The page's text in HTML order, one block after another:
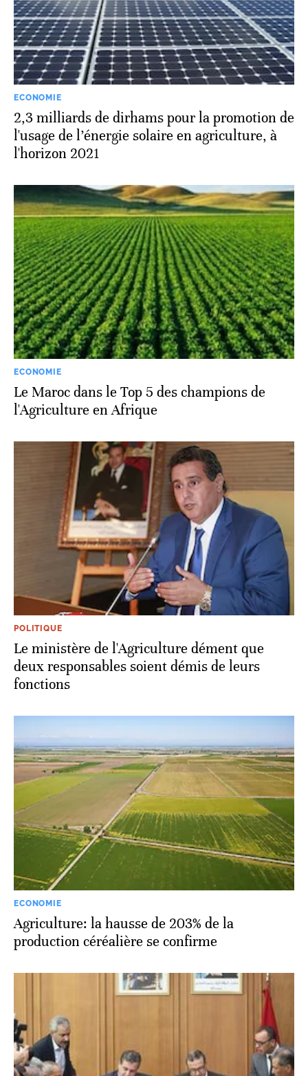
ECONOMIE
2,3 milliards de dirhams pour la promotion de
l'usage de l’énergie solaire en agriculture, à
l'horizon 2021
ECONOMIE
Le Maroc dans le Top 5 des champions de
l'Agriculture en Afrique
POLITIQUE
Le ministère de l'Agriculture dément que
deux responsables soient démis de leurs
fonctions
ECONOMIE
Agriculture: la hausse de 203% de la
production céréalière se confirme